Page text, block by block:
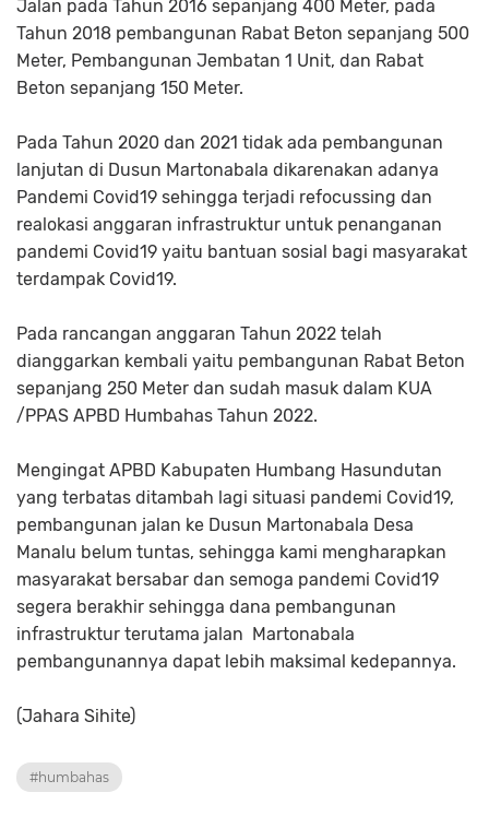
Jalan pada Tahun 2016 sepanjang 400 Meter, pada
Tahun 2018 pembangunan Rabat Beton sepanjang 500
Meter, Pembangunan Jembatan 1 Unit, dan Rabat
Beton sepanjang 150 Meter.
Pada Tahun 2020 dan 2021 tidak ada pembangunan
lanjutan di Dusun Martonabala dikarenakan adanya
Pandemi Covid19 sehingga terjadi refocussing dan
realokasi anggaran infrastruktur untuk penanganan
pandemi Covid19 yaitu bantuan sosial bagi masyarakat
terdampak Covid19.
Pada rancangan anggaran Tahun 2022 telah
dianggarkan kembali yaitu pembangunan Rabat Beton
sepanjang 250 Meter dan sudah masuk dalam KUA
/PPAS APBD Humbahas Tahun 2022.
Mengingat APBD Kabupaten Humbang Hasundutan
yang terbatas ditambah lagi situasi pandemi Covid19,
pembangunan jalan ke Dusun Martonabala Desa
Manalu belum tuntas, sehingga kami mengharapkan
masyarakat bersabar dan semoga pandemi Covid19
segera berakhir sehingga dana pembangunan
infrastruktur terutama jalan Martonabala
pembangunannya dapat lebih maksimal kedepannya.
(Jahara Sihite)
#humbahas